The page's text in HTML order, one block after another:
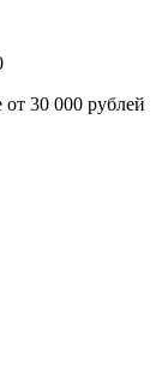
30 000 рублей